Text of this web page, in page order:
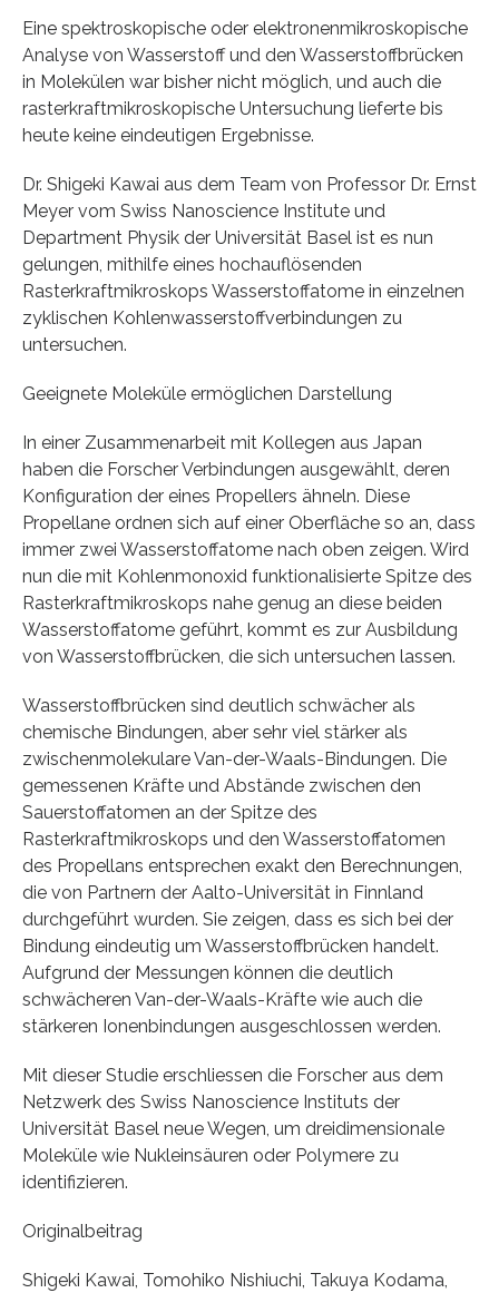
Eine spektroskopische oder elektronenmikroskopische
Analyse von Wasserstoff und den Wasserstoffbrücken
in Molekülen war bisher nicht möglich, und auch die
rasterkraftmikroskopische Untersuchung lieferte bis
heute keine eindeutigen Ergebnisse.
Dr. Shigeki Kawai aus dem Team von Professor Dr. Ernst
Meyer vom Swiss Nanoscience Institute und
Department Physik der Universität Basel ist es nun
gelungen, mithilfe eines hochauflösenden
Rasterkraftmikroskops Wasserstoffatome in einzelnen
zyklischen Kohlenwasserstoffverbindungen zu
untersuchen.
Geeignete Moleküle ermöglichen Darstellung
In einer Zusammenarbeit mit Kollegen aus Japan
haben die Forscher Verbindungen ausgewählt, deren
Konfiguration der eines Propellers ähneln. Diese
Propellane ordnen sich auf einer Oberfläche so an, dass
immer zwei Wasserstoffatome nach oben zeigen. Wird
nun die mit Kohlenmonoxid funktionalisierte Spitze des
Rasterkraftmikroskops nahe genug an diese beiden
Wasserstoffatome geführt, kommt es zur Ausbildung
von Wasserstoffbrücken, die sich untersuchen lassen.
Wasserstoffbrücken sind deutlich schwächer als
chemische Bindungen, aber sehr viel stärker als
zwischenmolekulare Van-der-Waals-Bindungen. Die
gemessenen Kräfte und Abstände zwischen den
Sauerstoffatomen an der Spitze des
Rasterkraftmikroskops und den Wasserstoffatomen
des Propellans entsprechen exakt den Berechnungen,
die von Partnern der Aalto-Universität in Finnland
durchgeführt wurden. Sie zeigen, dass es sich bei der
Bindung eindeutig um Wasserstoffbrücken handelt.
Aufgrund der Messungen können die deutlich
schwächeren Van-der-Waals-Kräfte wie auch die
stärkeren Ionenbindungen ausgeschlossen werden.
Mit dieser Studie erschliessen die Forscher aus dem
Netzwerk des Swiss Nanoscience Instituts der
Universität Basel neue Wegen, um dreidimensionale
Moleküle wie Nukleinsäuren oder Polymere zu
identifizieren.
Originalbeitrag
Shigeki Kawai, Tomohiko Nishiuchi, Takuya Kodama,